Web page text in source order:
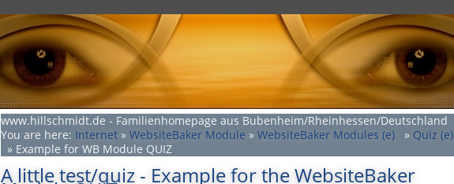
www.hillschmidt.de - Familienhomepage aus Bubenheim/Rheinhessen/Deutschland
You are here: Internet » WebsiteBaker Module » WebsiteBaker Modules (e) » Quiz (e)
» Example for WB Module QUIZ
A little test/quiz - Example for the WebsiteBaker